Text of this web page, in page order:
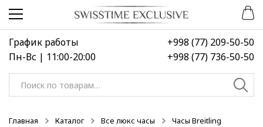
Перейти
навигации
Перейти
содержимому
График работы
Пн-Вс | 11:00-20:00
+998 (77) 209-50-50
+998 (77) 736-50-50
Искать:
Главная Каталог Все люкс часы
Часы Breitling